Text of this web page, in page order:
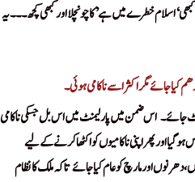
‘اسلام خطرے میں ہے’ کا چونچلا اور کبھی کچھ۔۔۔ یہ
کیا جائے مگر اکثر اسے ناکامی ہوئی۔
! اس ضمن میں پارلیمنٹ میں اس بل جسکی ناکامی
ہو گیا اور پھر اپنی ناکامیوں کو اکٹھا کرنے کے لیے
دھرنوں اور مارچ کو عام کیا جائے!تاکہ ملک کا نظام